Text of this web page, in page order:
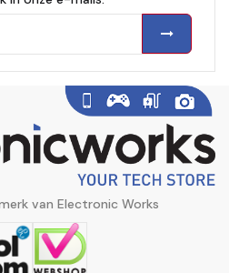
van Electronic Works